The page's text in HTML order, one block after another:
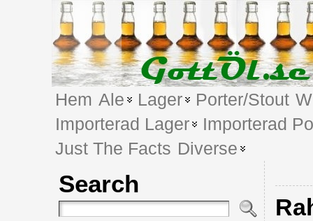
Hem Ale Lager Porter/Stout
Importerad Lager
Importerad
Just The Facts Diverse
Search